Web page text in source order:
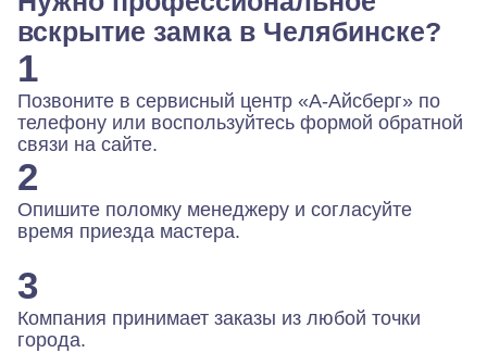
вскрытие замка в Челябинске?
1
Позвоните в сервисный центр «А-Айсберг» по
телефону или воспользуйтесь формой обратной
связи на сайте.
2
Опишите поломку менеджеру и согласуйте
время приезда мастера.
3
Компания принимает заказы из любой точки
города.